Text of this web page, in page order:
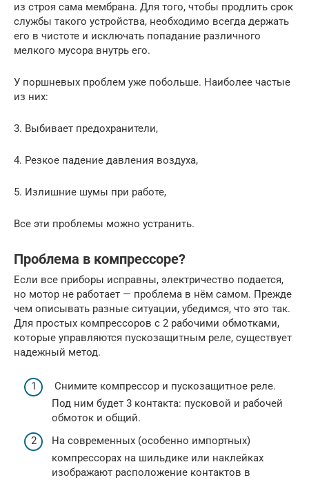
из строя сама мембрана. Для того, чтобы продлить срок
службы такого устройства, необходимо всегда держать
его в чистоте и исключать попадание различного
мелкого мусора внутрь его.
У поршневых проблем уже побольше. Наиболее частые
из них:
3. Выбивает предохранители,
4. Резкое падение давления воздуха,
5. Излишние шумы при работе,
Все эти проблемы можно устранить.
Проблема в компрессоре?
Если все приборы исправны, электричество подается,
но мотор не работает — проблема в нём самом. Прежде
чем описывать разные ситуации, убедимся, что это так.
Для простых компрессоров с 2 рабочими обмотками,
которые управляются пускозащитным реле, существует
надежный метод.
Снимите компрессор и пускозащитное реле.
Под ним будет 3 контакта: пусковой и рабочей
обмоток и общий.
На современных (особенно импортных)
компрессорах на шильдике или наклейках
изображают расположение контактов в